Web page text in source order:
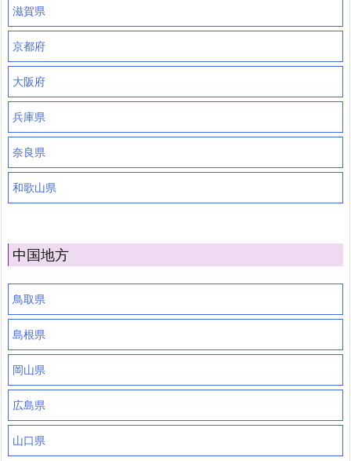
滋賀県
京都府
大阪府
兵庫県
奈良県
和歌山県
中国地方
鳥取県
島根県
岡山県
広島県
山口県